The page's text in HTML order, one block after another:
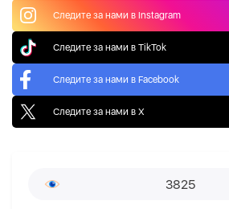
Следите за нами в Instagram
Следите за нами в TikTok
Следите за нами в Facebook
Следите за нами в X
3825